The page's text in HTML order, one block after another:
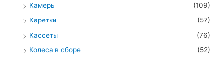
Камеры
(109)
Каретки
(57)
Кассеты
(76)
Колеса в сборе
(52)